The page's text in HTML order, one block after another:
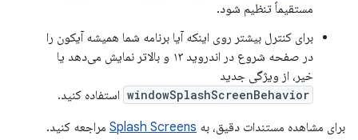
مستقیماً تنظیم شود.
برای کنترل بیشتر روی اینکه آیا برنامه شما همیشه آیکون را
در صفحه شروع در اندروید ۱۳ و بالاتر نمایش می‌دهد یا
خیر، از ویژگی جدید
windowSplashScreenBehavior استفاده کنید.
برای مشاهده مستندات دقیق، به Splash Screens مراجعه کنید.